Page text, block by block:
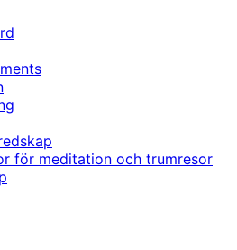
för meditation och trumresor